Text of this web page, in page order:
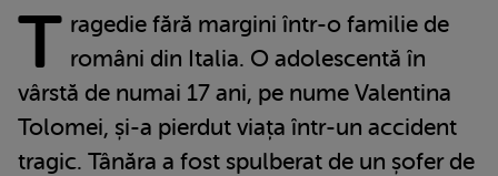
T ragedie fără margini într-o familie de
români din Italia. O adolescentă în
vârstă de numai 17 ani, pe nume Valentina
Tolomei, și-a pierdut viața într-un accident
tragic. Tânăra a fost spulberat de un șofer de